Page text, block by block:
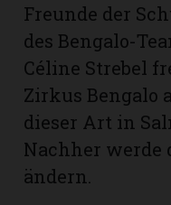
Freunde der
des Bengalo-
Céline Strebel
Zirkus Bengalo
dieser Art in
Nachher werde
ändern.